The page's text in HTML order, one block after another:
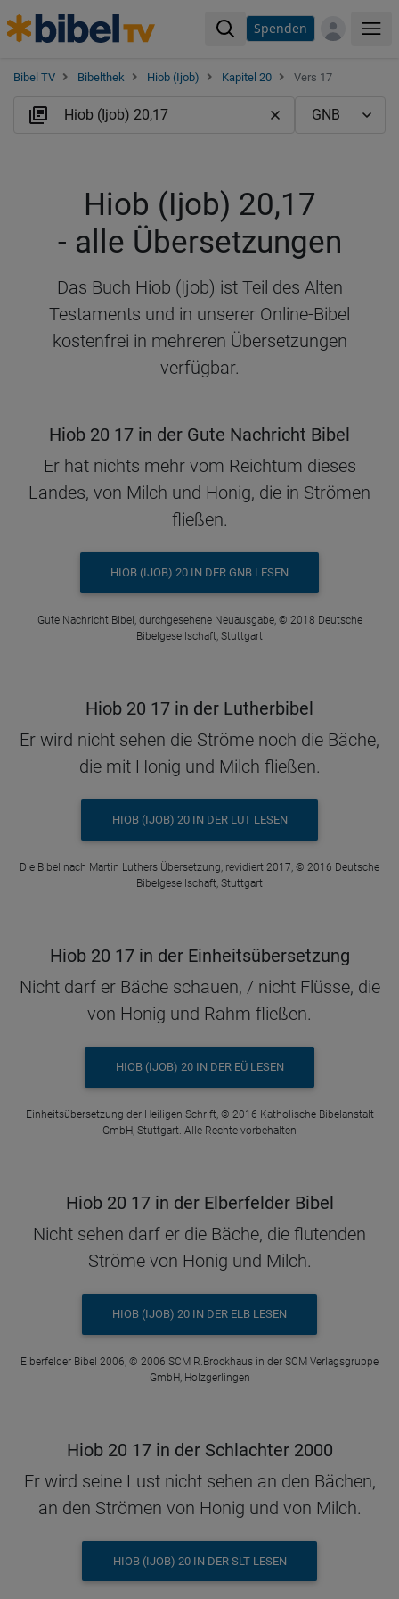
Spenden
Bibel TV Bibelthek Hiob (Ijob) Kapitel 20 Vers 17
Hiob (Ijob) 20,17
- alle Übersetzungen
Das Buch Hiob (Ijob) ist Teil des Alten
Testaments und in unserer Online-Bibel
kostenfrei in mehreren Übersetzungen
verfügbar.
Hiob 20 17 in der Gute Nachricht Bibel
Er hat nichts mehr vom Reichtum dieses
Landes, von Milch und Honig, die in Strömen
fließen.
HIOB (IJOB) 20 IN DER GNB LESEN
Gute Nachricht Bibel, durchgesehene Neuausgabe, © 2018 Deutsche
Bibelgesellschaft, Stuttgart
Hiob 20 17 in der Lutherbibel
Er wird nicht sehen die Ströme noch die Bäche,
die mit Honig und Milch fließen.
HIOB (IJOB) 20 IN DER LUT LESEN
Die Bibel nach Martin Luthers Übersetzung, revidiert 2017, © 2016 Deutsche
Bibelgesellschaft, Stuttgart
Hiob 20 17 in der Einheitsübersetzung
Nicht darf er Bäche schauen, / nicht Flüsse, die
von Honig und Rahm fließen.
HIOB (IJOB) 20 IN DER EÜ LESEN
Einheitsübersetzung der Heiligen Schrift, © 2016 Katholische Bibelanstalt
GmbH, Stuttgart. Alle Rechte vorbehalten
Hiob 20 17 in der Elberfelder Bibel
Nicht sehen darf er die Bäche, die flutenden
Ströme von Honig und Milch.
HIOB (IJOB) 20 IN DER ELB LESEN
Elberfelder Bibel 2006, © 2006 SCM R.Brockhaus in der SCM Verlagsgruppe
GmbH, Holzgerlingen
Hiob 20 17 in der Schlachter 2000
Er wird seine Lust nicht sehen an den Bächen,
an den Strömen von Honig und von Milch.
HIOB (IJOB) 20 IN DER SLT LESEN